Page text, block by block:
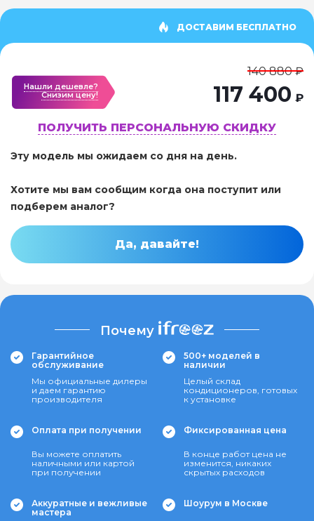
ДОСТАВИМ БЕСПЛАТНО
Нашли дешевле?
Cнизим цену!
140 880 ₽
117 400 ₽
ПОЛУЧИТЬ ПЕРСОНАЛЬНУЮ СКИДКУ
Эту модель мы ожидаем со дня на день.
Хотите мы вам сообщим когда она поступит или
подберем аналог?
Да, давайте!
Почему
Гарантийное
обслуживание
Мы официальные дилеры
и даем гарантию
производителя
500+ моделей в
наличии
Целый склад
кондиционеров, готовых
к установке
Оплата при получении
Вы можете оплатить
наличными или картой
при получении
Фиксированная цена
В конце работ цена не
изменится, никаких
скрытых расходов
Аккуратные и вежливые
мастера
Шоурум в Москве